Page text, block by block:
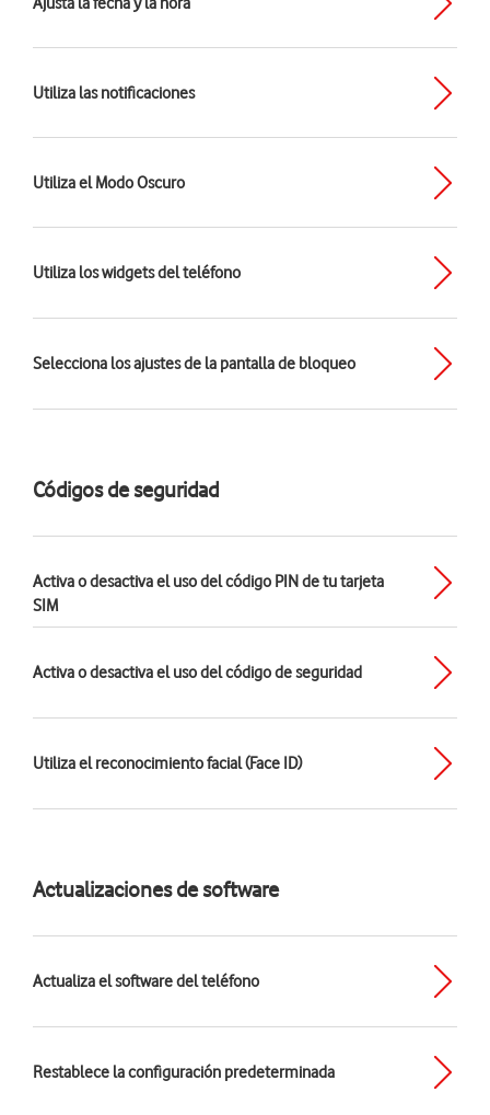
Utiliza las notificaciones
Utiliza el Modo Oscuro
Utiliza los widgets del teléfono
Selecciona los ajustes de la pantalla de bloqueo
Códigos de seguridad
Activa o desactiva el uso del código PIN de tu tarjeta
SIM
Activa o desactiva el uso del código de seguridad
Utiliza el reconocimiento facial (Face ID)
Actualizaciones de software
Actualiza el software del teléfono
Restablece la configuración predeterminada